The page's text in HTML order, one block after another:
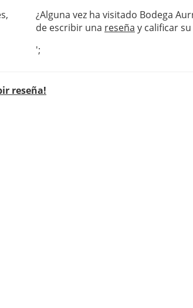
¿Alguna vez ha visitado Bodega
de escribir una reseña y calificar
';
reseña!